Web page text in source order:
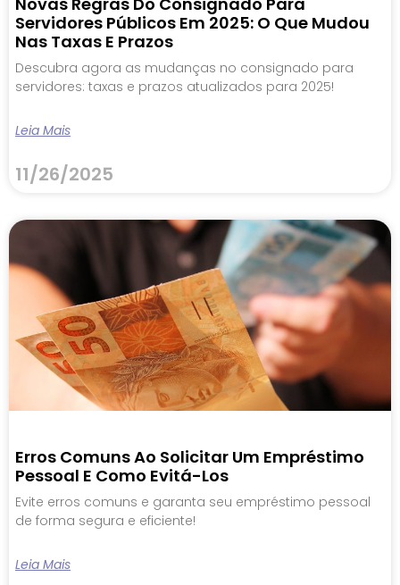
Servidores Públicos Em 2025: O Que Mudou
Nas Taxas E Prazos
Descubra agora as mudanças no consignado para
servidores: taxas e prazos atualizados para 2025!
Leia Mais
11/26/2025
Erros Comuns Ao Solicitar Um Empréstimo
Pessoal E Como Evitá-Los
Evite erros comuns e garanta seu empréstimo pessoal
de forma segura e eficiente!
Leia Mais